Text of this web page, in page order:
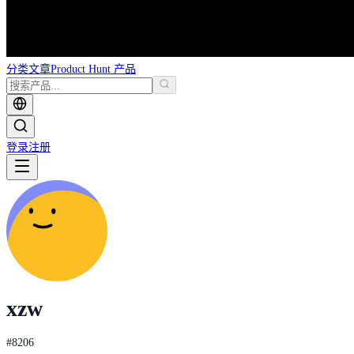
分类文章Product Hunt 产品
登录注册
xzw
#8206